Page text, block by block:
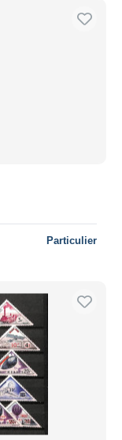
Particulier